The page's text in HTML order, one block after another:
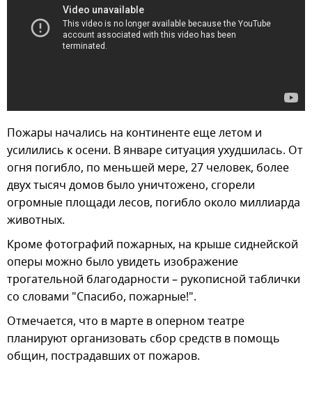
Пожары начались на континенте еще летом и
усилились к осени. В январе ситуация ухудшилась. От
огня погибло, по меньшей мере, 27 человек, более
двух тысяч домов было уничтожено, сгорели
огромные площади лесов, погибло около миллиарда
животных.
Кроме фотографий пожарных, на крыше сиднейской
оперы можно было увидеть изображение
трогательной благодарности – рукописной таблички
со словами "Спасибо, пожарные!".
Отмечается, что в марте в оперном театре
планируют организовать сбор средств в помощь
общин, пострадавших от пожаров.